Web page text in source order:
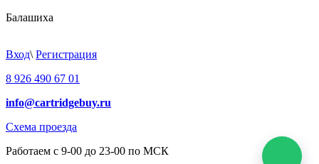
Балашиха
Вход\ Регистрация
8 926 490 67 01
info@cartridgebuy.ru
Схема проезда
Работаем с 9-00 до 23-00 по МСК